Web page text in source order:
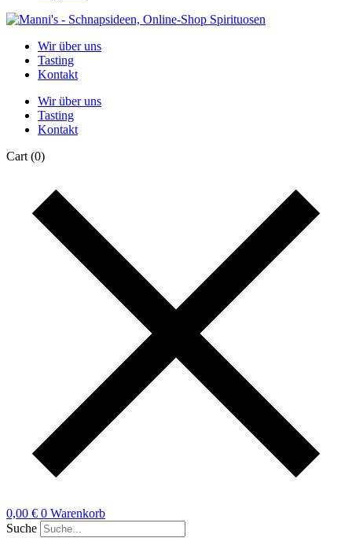
Wir über uns
Tasting
Kontakt
Wir über uns
Tasting
Kontakt
Cart (0)
0,00 € 0 Warenkorb
Suche